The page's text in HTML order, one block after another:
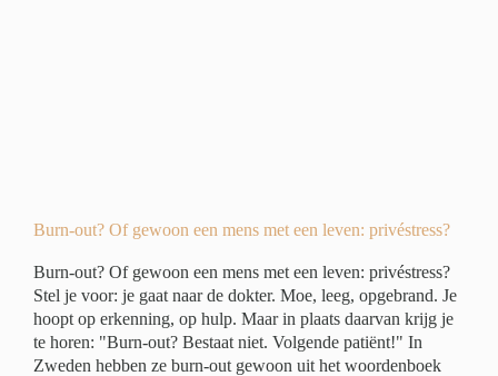
Burn-out? Of gewoon een mens met een leven: privéstress?
Burn-out? Of gewoon een mens met een leven: privéstress?
Stel je voor: je gaat naar de dokter. Moe, leeg, opgebrand. Je
hoopt op erkenning, op hulp. Maar in plaats daarvan krijg je
te horen: "Burn-out? Bestaat niet. Volgende patiënt!" In
Zweden hebben ze burn-out gewoon uit het woordenboek